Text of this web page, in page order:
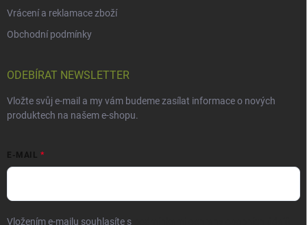
Vrácení a reklamace zboží
Obchodní podmínky
ODEBÍRAT NEWSLETTER
Vložte svůj e-mail a my vám budeme zasílat informace o nových
produktech na našem e-shopu.
E-MAIL
Vložením e-mailu souhlasíte s